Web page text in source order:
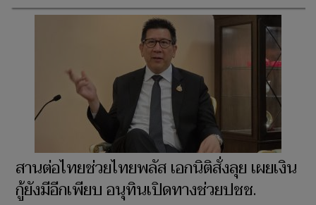
สานต่อไทยช่วยไทยพลัส เอกนิติสั่งลุย เผยเงิน
กู้ยังมีอีกเพียบ อนุทินเปิดทางช่วยปชช.